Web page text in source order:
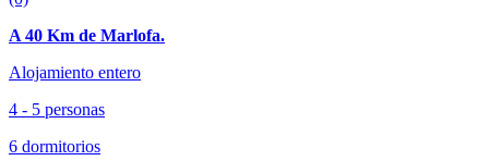
A 40 Km de Marlofa.
Alojamiento entero
4 - 5 personas
6 dormitorios